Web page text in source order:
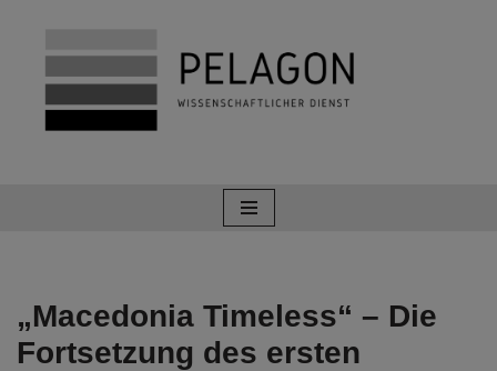
Zum
Inhalt
springen
„Macedonia Timeless“ – Die
Fortsetzung des ersten